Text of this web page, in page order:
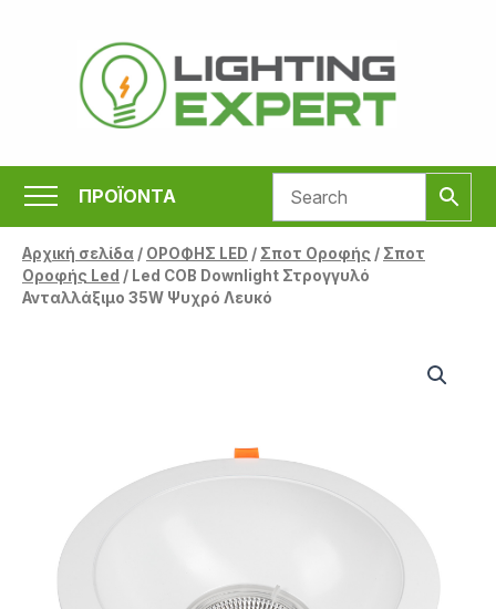
περιεχόμενο
ΠΡΟΪΟΝΤΑ
Αρχική σελίδα/ ΟΡΟΦΗΣ LED / Σποτ Οροφής / Σποτ
Οροφής Led / Led COB Downlight Στρογγυλό
Ανταλλάξιμο 35W Ψυχρό Λευκό